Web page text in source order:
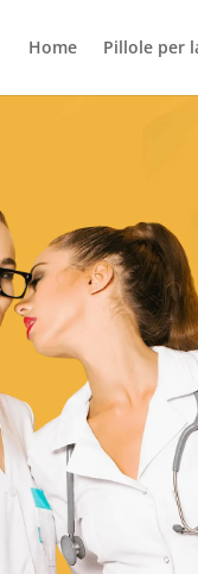
Home Pillole per